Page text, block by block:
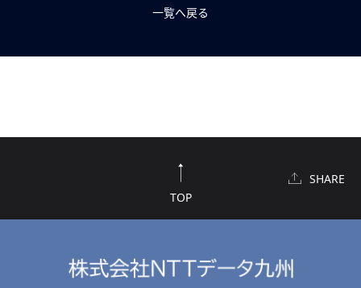
一覧へ戻る
TOP
SHARE